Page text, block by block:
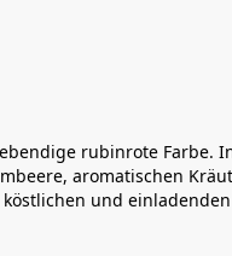
rubinrote Farbe.
aromatischen
und